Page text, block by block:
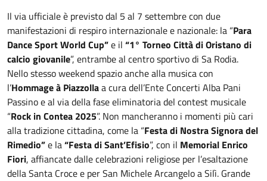
Il via ufficiale è previsto dal 5 al 7 settembre con due
manifestazioni di respiro internazionale e nazionale: la “Para
Dance Sport World Cup”e il “1° Torneo Città di Oristano di
calcio giovanile”, entrambe al centro sportivo di Sa Rodia.
Nello stesso weekend spazio anche alla musica con
l’Hommage à Piazzollaa cura dell’Ente Concerti Alba Pani
Passino e al via della fase eliminatoria del contest musicale
“Rock in Contea 2025”. Non mancheranno i momenti più cari
alla tradizione cittadina, come la “Festa di Nostra Signora del
Rimedio”e la“Festa di Sant’Efisio”, con il Memorial Enrico
Fiori, affiancate dalle celebrazioni religiose per l’esaltazione
della Santa Croce e per San Michele Arcangelo a Silì. Grande